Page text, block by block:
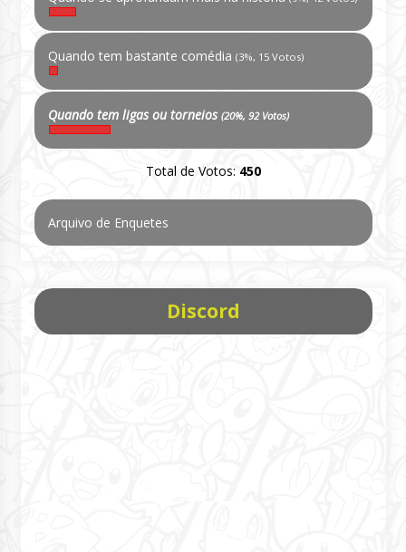
Quando tem bastante comédia (3%, 15 Votos)
Quando tem ligas ou torneios (20%, 92 Votos)
Total de Votos: 450
Arquivo de Enquetes
Discord